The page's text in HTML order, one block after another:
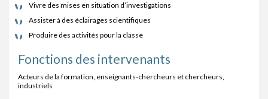
Vivre des mises en situation d’investigations
Assister à des éclairages scientifiques
Produire des activités pour la classe
Fonctions des intervenants
Acteurs de la formation, enseignants-chercheurs et chercheurs,
industriels